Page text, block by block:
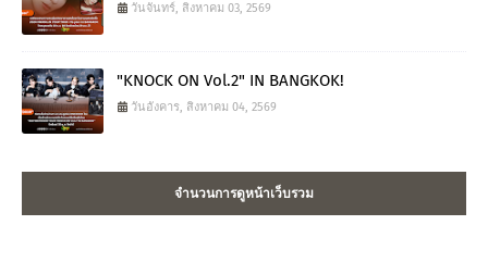
วันจันทร์, สิงหาคม 03, 2569
"KNOCK ON Vol.2" IN BANGKOK!
วันอังคาร, สิงหาคม 04, 2569
จำนวนการดูหน้าเว็บรวม